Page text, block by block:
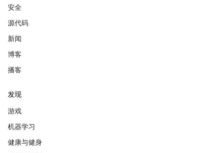
安全
源代码
新闻
博客
播客
发现
游戏
机器学习
健康与健身